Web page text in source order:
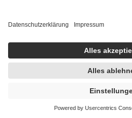
getroffen, um sicherzustellen, dass es
https://help.etrusted.com/hc/de/
Einige Bilder und Inhalte wurden